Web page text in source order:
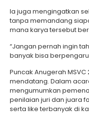
Ia juga mengingatkan
tanpa memandang
mana karya tersebut
“Jangan pernah ingin
banyak bisa
Puncak Anugerah
mendatang. Dalam
mengumumkan
penilaian juri dan juara
serta like terbanyak di